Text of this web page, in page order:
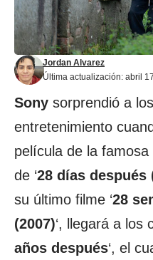
Última actualización: abril
Jordan Alvarez
Sony sorprendió a
entretenimiento
película de la
de ‘28 días después
su último filme ‘28
(2007)‘, llegará a los
años después‘, el